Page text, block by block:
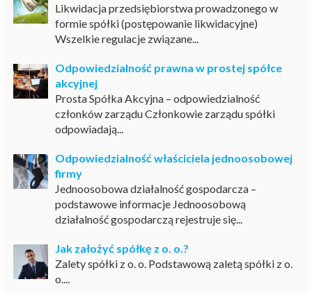
Likwidacja przedsiębiorstwa prowadzonego w
formie spółki (postępowanie likwidacyjne)
Wszelkie regulacje związane...
Odpowiedzialność prawna w prostej spółce
akcyjnej
Prosta Spółka Akcyjna – odpowiedzialność
członków zarządu Członkowie zarządu spółki
odpowiadają...
Odpowiedzialność właściciela jednoosobowej
firmy
Jednoosobowa działalność gospodarcza –
podstawowe informacje Jednoosobową
działalność gospodarczą rejestruje się...
Jak założyć spółkę z o. o.?
Zalety spółki z o. o. Podstawową zaletą spółki z o.
o....